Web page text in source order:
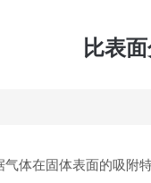
比表
在固体表面的吸附